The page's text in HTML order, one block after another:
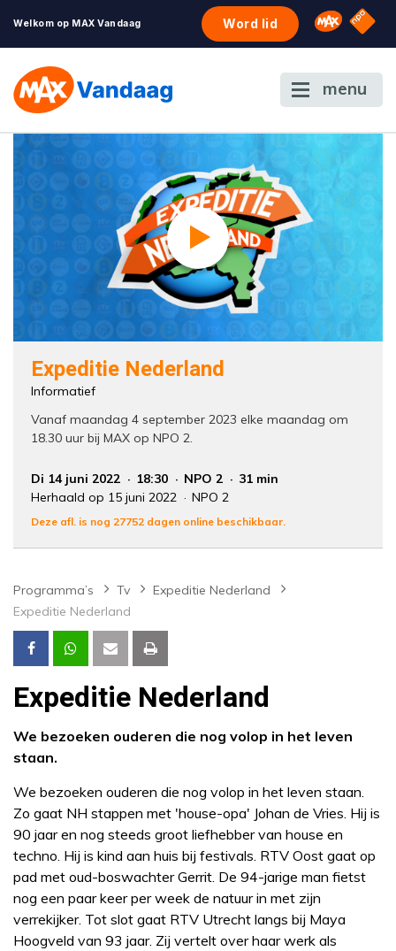
Welkom op MAX Vandaag Word lid Omroep
NPO
menu
Expeditie Nederland
Informatief
Vanaf maandag 4 september 2023 elke maandag om
18.30 uur bij MAX op NPO 2.
Di 14 juni 2022 18:30 NPO 2
31 min
Herhaald op 15 juni 2022
NPO 2
Deze afl. is nog 27752 dagen online beschikbaar.
Programma’s Tv
Expeditie Nederland
Expeditie Nederland
Expeditie Nederland
We bezoeken ouderen die nog volop in het leven
staan.
We bezoeken ouderen die nog volop in het leven staan.
Zo gaat NH stappen met 'house-opa' Johan de Vries. Hij is
90 jaar en nog steeds groot liefhebber van house en
techno. Hij is kind aan huis bij festivals. RTV Oost gaat op
pad met oud-boswachter Gerrit. De 94-jarige man fietst
nog een paar keer per week de natuur in met zijn
verrekijker. Tot slot gaat RTV Utrecht langs bij Maya
Hoogveld van 93 jaar. Zij vertelt over haar werk als